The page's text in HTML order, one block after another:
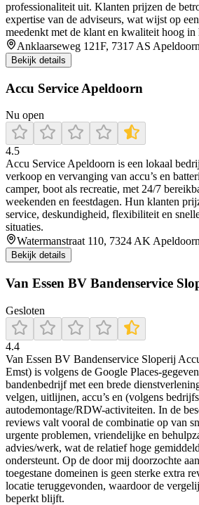
professionaliteit uit. Klanten prijzen de
expertise van de adviseurs, wat wijst op
meedenkt met de klant en kwaliteit hoog in
Anklaarseweg 121F, 7317 AS
Bekijk details
Accu Service Apeldoorn
Nu open
4.5
Accu Service Apeldoorn is een lokaal
verkoop en vervanging van accu’s en
camper, boot als recreatie, met 24/7
weekenden en feestdagen. Hun klanten
service, deskundigheid, flexibiliteit en
situaties.
Watermanstraat 110, 7324 AK
Bekijk details
Van Essen BV Bandenservice
Gesloten
4.4
Van Essen BV Bandenservice Sloperij
Emst) is volgens de Google Places-
bandenbedrijf met een brede
velgen, uitlijnen, accu’s en (volgens
autodemontage/RDW-activiteiten. In de
reviews valt vooral de combinatie op van
urgente problemen, vriendelijke en
advies/werk, wat de relatief hoge
ondersteunt. Op de door mij doorzochte
toegestane domeinen is geen sterke extra
locatie teruggevonden, waardoor de
beperkt blijft.